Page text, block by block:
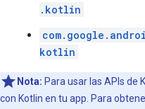
.kotlin
kotlin
Nota: Para usar las APIs de
con Kotlin en tu app. Para